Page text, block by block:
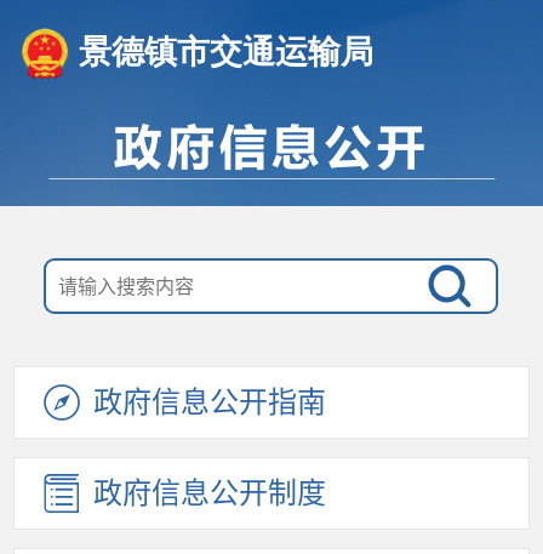
景德镇市交通运输局
政府信息公开指南
政府信息公开制度